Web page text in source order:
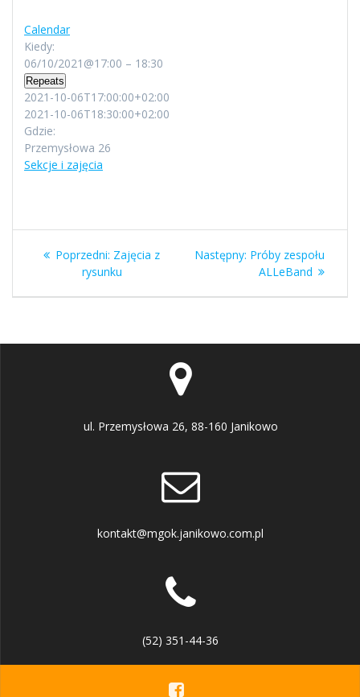
Calendar
Kiedy:
06/10/2021@17:00 – 18:30
Repeats
2021-10-06T17:00:00+02:00
2021-10-06T18:30:00+02:00
Gdzie:
Przemysłowa 26
Sekcje i zajęcia
Nawigacja
wpisu
Poprzedni: Poprzedni
wpis:
Zajęcia z
rysunku
Następny: Następny
wpis:
Próby zespołu
ALLeBand
ul. Przemysłowa 26, 88-160 Janikowo
kontakt@mgok.janikowo.com.pl
(52) 351-44-36